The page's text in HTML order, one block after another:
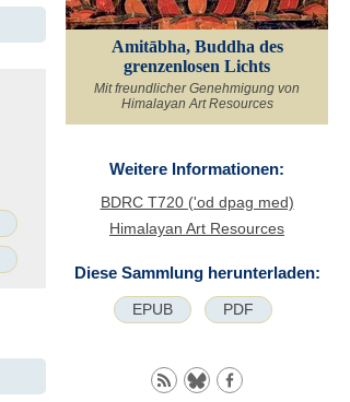
Amitābha, Buddha des
grenzenlosen Lichts
Mit freundlicher Genehmigung von
Himalayan Art Resources
Weitere Informationen:
BDRC T720 ('od dpag med)
Himalayan Art Resources
Diese Sammlung herunterladen:
EPUB PDF